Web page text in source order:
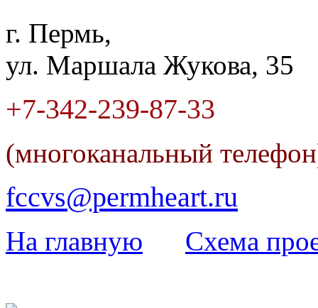
г. Пермь,
ул. Маршала Жукова, 35
+7-342-239-87-33
(многоканальный
fccvs@permheart.ru
На главную Cхема